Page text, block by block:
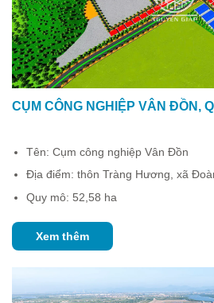
CỤM CÔNG NGHIỆP VÂN ĐỒN,
Tên: Cụm công nghiệp Vân Đồn
Địa điểm: thôn Tràng Hương, xã
Quy mô: 52,58 ha
Xem thêm